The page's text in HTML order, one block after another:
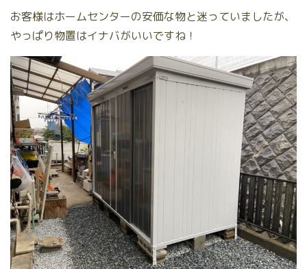
お客様はホームセンターの安価な物と迷っていましたが、
やっぱり物置はイナバがいいですね！